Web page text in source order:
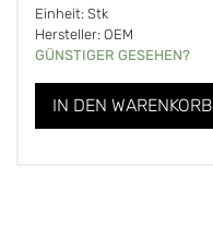
Einheit: Stk
Hersteller: OEM
GÜNSTIGER GESEHEN?
IN DEN WARENKORB